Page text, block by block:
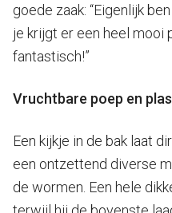
goede zaak: “Eigenlijk
je krijgt er een heel mooi
fantastisch!”
Vruchtbare poep en plas
Een kijkje in de bak laat
een ontzettend diverse
de wormen. Een hele